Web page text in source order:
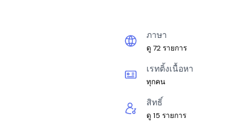
ภาษา
ดู 72 รายการ
เรทติ้งเนื้อหา
ทุกคน
สิทธิ์
ดู 15 รายการ